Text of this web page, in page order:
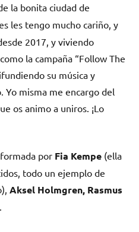
la bonita ciudad de
les tengo mucho cariño, y
2017, y viviendo
la campaña “Follow The
su música y
Yo misma me encargo del
os animo a uniros. ¡Lo
por Fia Kempe (ella
todo un ejemplo de
Aksel Holmgren, Rasmus